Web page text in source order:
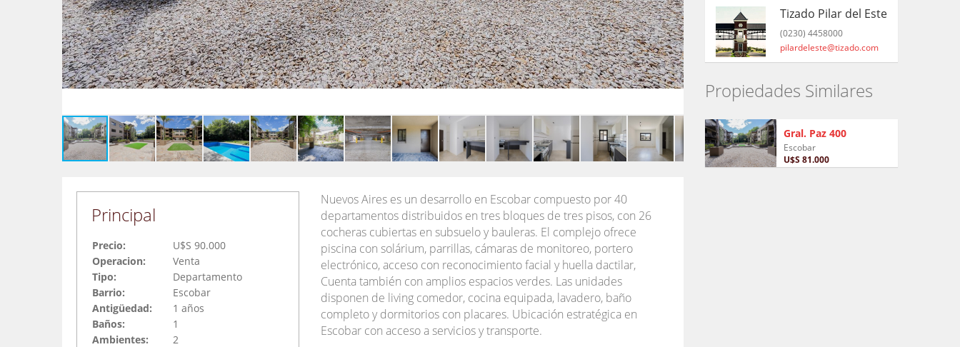
Principal
Precio:
U$S 90.000
Operacion:
Venta
Tipo:
Departamento
Barrio:
Escobar
Antigüedad:
1 años
Baños:
1
Ambientes:
2
Nuevos Aires es un desarrollo en Escobar compuesto por 40
departamentos distribuidos en tres bloques de tres pisos, con 26
cocheras cubiertas en subsuelo y bauleras. El complejo ofrece
piscina con solárium, parrillas, cámaras de monitoreo, portero
electrónico, acceso con reconocimiento facial y huella dactilar,
Cuenta también con amplios espacios verdes. Las unidades
disponen de living comedor, cocina equipada, lavadero, baño
completo y dormitorios con placares. Ubicación estratégica en
Escobar con acceso a servicios y transporte.
Tizado Pilar del Este
(0230) 4458000
pilardeleste@tizado.com
Propiedades Similares
Gral. Paz 400
Escobar
U$S 81.000